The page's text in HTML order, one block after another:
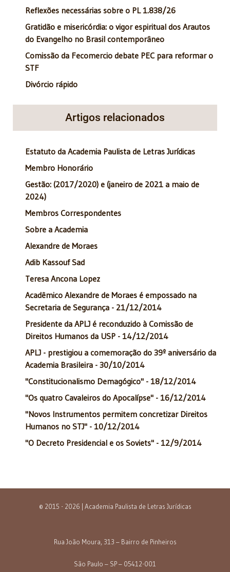
Reflexões necessárias sobre o PL 1.838/26
Gratidão e misericórdia: o vigor espiritual dos Arautos
do Evangelho no Brasil contemporâneo
Comissão da Fecomercio debate PEC para reformar o
STF
Divórcio rápido
Artigos relacionados
Estatuto da Academia Paulista de Letras Jurídicas
Membro Honorário
Gestão: (2017/2020) e (janeiro de 2021 a maio de
2024)
Membros Correspondentes
Sobre a Academia
Alexandre de Moraes
Adib Kassouf Sad
Teresa Ancona Lopez
Acadêmico Alexandre de Moraes é empossado na
Secretaria de Segurança - 21/12/2014
Presidente da APLJ é reconduzido à Comissão de
Direitos Humanos da USP - 14/12/2014
APLJ - prestigiou a comemoração do 39º aniversário da
Academia Brasileira - 30/10/2014
"Constitucionalismo Demagógico" - 18/12/2014
"Os quatro Cavaleiros do Apocalípse" - 16/12/2014
"Novos Instrumentos permitem concretizar Direitos
Humanos no STJ" - 10/12/2014
"O Decreto Presidencial e os Soviets" - 12/9/2014
© 2015 - 2026 | Academia Paulista de Letras Jurídicas
Rua João Moura, 313 – Bairro de Pinheiros
São Paulo – SP – 05412-001